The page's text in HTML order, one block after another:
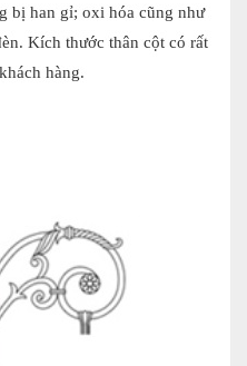
bị han gỉ; oxi hóa cũng như
Kích thước thân cột có rất
hàng.